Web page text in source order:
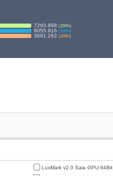
7260.898 (100%)
8055.916 (100%)
3681.262 (100%)
LuxMark v2.0 Sala GPU 64Bit